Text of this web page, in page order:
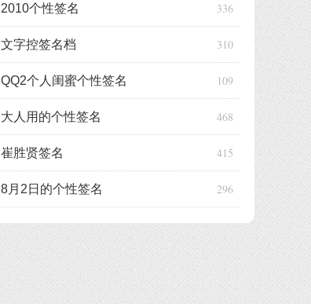
2010个性签名 336
文字控签名档 310
QQ2个人闺蜜个性签名 109
大人用的个性签名 468
崔胜贤签名 415
8月2日的个性签名 296